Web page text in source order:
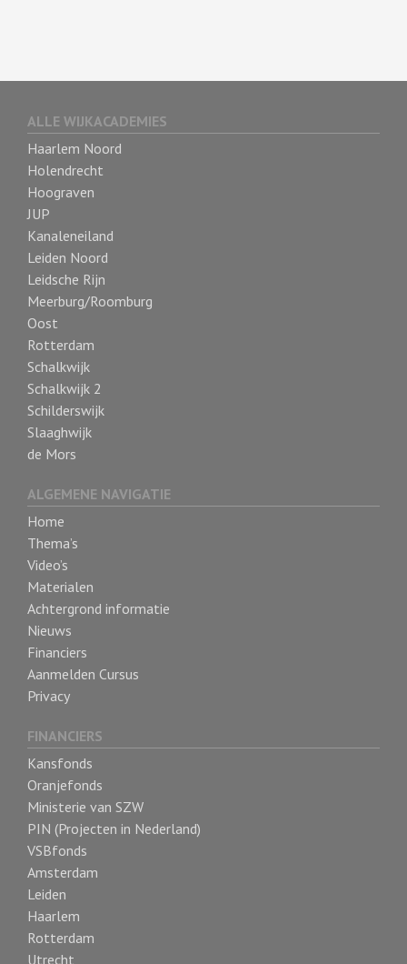
ALLE WIJKACADEMIES
Haarlem Noord
Holendrecht
Hoograven
JUP
Kanaleneiland
Leiden Noord
Leidsche Rijn
Meerburg/Roomburg
Oost
Rotterdam
Schalkwijk
Schalkwijk 2
Schilderswijk
Slaaghwijk
de Mors
ALGEMENE NAVIGATIE
Home
Thema’s
Video’s
Materialen
Achtergrond informatie
Nieuws
Financiers
Aanmelden Cursus
Privacy
FINANCIERS
Kansfonds
Oranjefonds
Ministerie van SZW
PIN (Projecten in Nederland)
VSBfonds
Amsterdam
Leiden
Haarlem
Rotterdam
Utrecht